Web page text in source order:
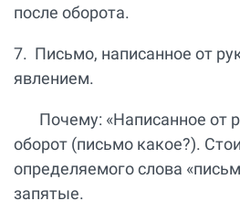
после оборота.
7. Письмо, написанное от
явлением.
Почему: «Написанное от
оборот (письмо какое?).
определяемого слова
запятые.